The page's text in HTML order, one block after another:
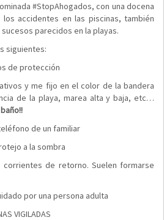
#StopAhogados, con una docena
accidentes en las piscinas, también
parecidos en la playas.
siguientes:
de protección
y me fijo en el color de la bandera
de la playa, marea alta y baja, etc…
de un familiar
a la sombra
de retorno. Suelen formarse
por una persona adulta
VIGILADAS